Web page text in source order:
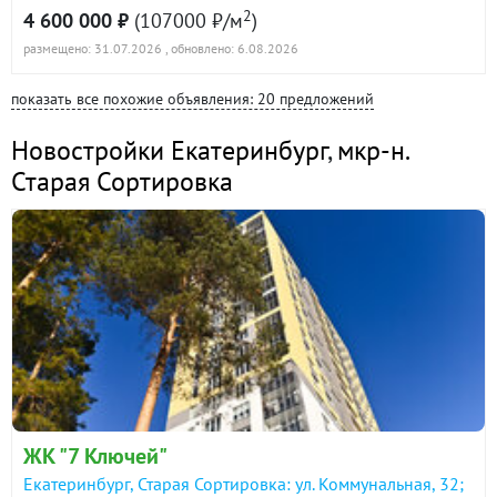
4 600 000 ₽ (107000 ₽/м2)
размещено: 31.07.2026 , обновлено: 6.08.2026
показать все похожие объявления: 20 предложений
Новостройки Екатеринбург,мкр-н.
Старая Сортировка
ЖК "7 Ключей"
Екатеринбург, Старая Сортировка: ул. Коммунальная, 32;